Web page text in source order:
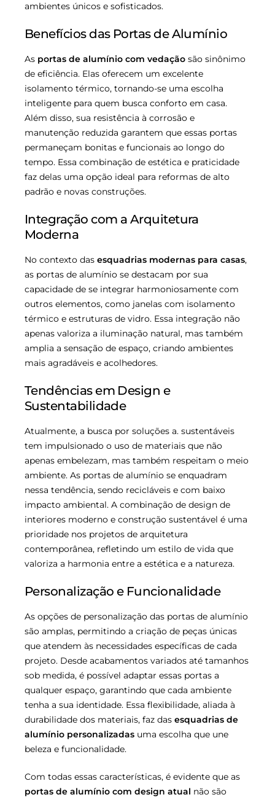
ambientes únicos e sofisticados.
Benefícios das Portas de Alumínio
As portas de alumínio com vedação são sinônimo
de eficiência. Elas oferecem um excelente
isolamento térmico, tornando-se uma escolha
inteligente para quem busca conforto em casa.
Além disso, sua resistência à corrosão e
manutenção reduzida garantem que essas portas
permaneçam bonitas e funcionais ao longo do
tempo. Essa combinação de estética e praticidade
faz delas uma opção ideal para reformas de alto
padrão e novas construções.
Integração com a Arquitetura
Moderna
No contexto das esquadrias modernas para casas,
as portas de alumínio se destacam por sua
capacidade de se integrar harmoniosamente com
outros elementos, como janelas com isolamento
térmico e estruturas de vidro. Essa integração não
apenas valoriza a iluminação natural, mas também
amplia a sensação de espaço, criando ambientes
mais agradáveis e acolhedores.
Tendências em Design e
Sustentabilidade
Atualmente, a busca por soluções a. sustentáveis
tem impulsionado o uso de materiais que não
apenas embelezam, mas também respeitam o meio
ambiente. As portas de alumínio se enquadram
nessa tendência, sendo recicláveis e com baixo
impacto ambiental. A combinação de design de
interiores moderno e construção sustentável é uma
prioridade nos projetos de arquitetura
contemporânea, refletindo um estilo de vida que
valoriza a harmonia entre a estética e a natureza.
Personalização e Funcionalidade
As opções de personalização das portas de alumínio
são amplas, permitindo a criação de peças únicas
que atendem às necessidades específicas de cada
projeto. Desde acabamentos variados até tamanhos
sob medida, é possível adaptar essas portas a
qualquer espaço, garantindo que cada ambiente
tenha a sua identidade. Essa flexibilidade, aliada à
durabilidade dos materiais, faz das esquadrias de
alumínio personalizadas uma escolha que une
beleza e funcionalidade.
Com todas essas características, é evidente que as
portas de alumínio com design atual não são